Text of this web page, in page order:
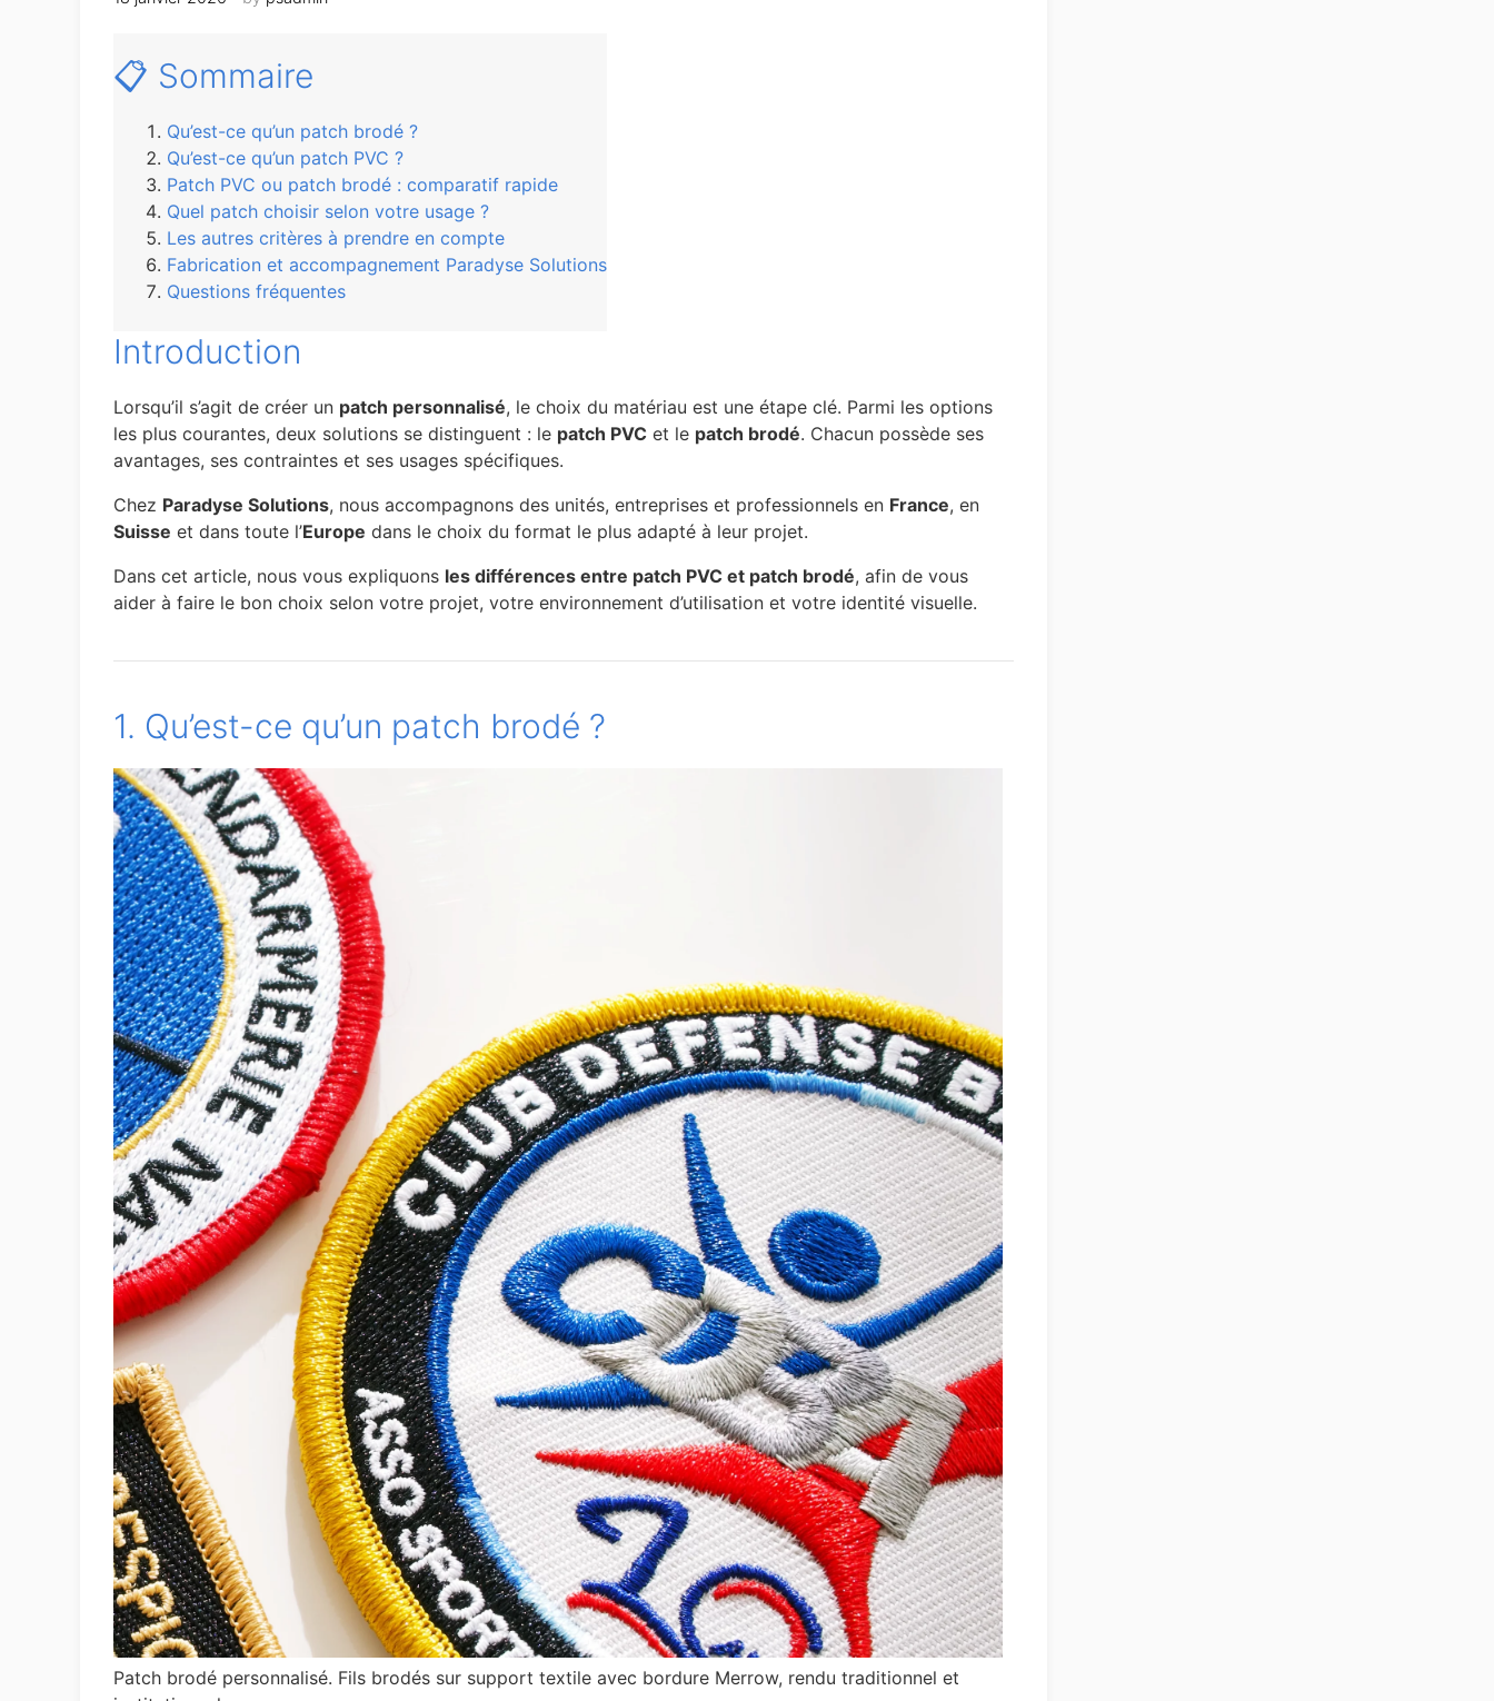
📋 Sommaire
Qu’est-ce qu’un patch brodé ?
Qu’est-ce qu’un patch PVC ?
Patch PVC ou patch brodé : comparatif rapide
Quel patch choisir selon votre usage ?
Les autres critères à prendre en compte
Fabrication et accompagnement Paradyse Solutions
Questions fréquentes
Introduction
Lorsqu’il s’agit de créer un patch personnalisé, le choix du matériau est une étape clé. Parmi les options
les plus courantes, deux solutions se distinguent : le patch PVC et le patch brodé. Chacun possède ses
avantages, ses contraintes et ses usages spécifiques.
Chez Paradyse Solutions, nous accompagnons des unités, entreprises et professionnels en France, en
Suisse et dans toute l’Europe dans le choix du format le plus adapté à leur projet.
Dans cet article, nous vous expliquons les différences entre patch PVC et patch brodé, afin de vous
aider à faire le bon choix selon votre projet, votre environnement d’utilisation et votre identité visuelle.
1. Qu’est-ce qu’un patch brodé ?
Patch brodé personnalisé. Fils brodés sur support textile avec bordure Merrow, rendu traditionnel et